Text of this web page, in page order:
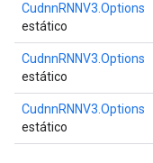
CudnnRNNV3.Options
estático
CudnnRNNV3.Options
estático
CudnnRNNV3.Options
estático